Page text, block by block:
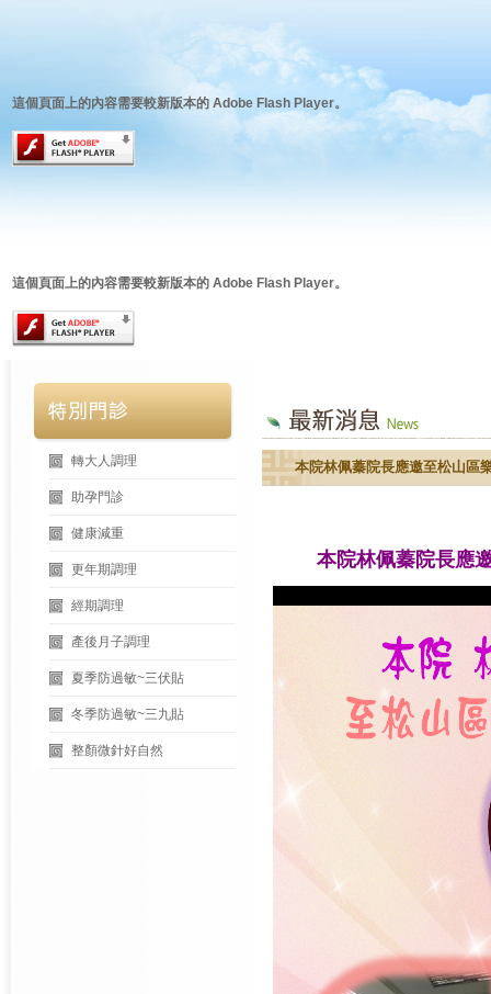
這個頁面上的內容需要較新版本的 Adobe Flash Player。
這個頁面上的內容需要較新版本的 Adobe Flash Player。
轉大人調理
助孕門診
健康減重
更年期調理
經期調理
產後月子調理
夏季防過敏~三伏貼
冬季防過敏~三九貼
整顏微針好自然
本院林佩蓁院長應邀至松山區
本院林佩蓁院長應邀